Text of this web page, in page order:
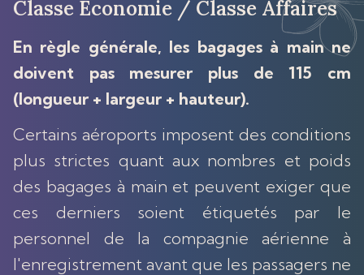
Classe Économie / Classe Affaires
En règle générale, les bagages à main ne
doivent pas mesurer plus de 115 cm
(longueur + largeur + hauteur).
Certains aéroports imposent des conditions
plus strictes quant aux nombres et poids
des bagages à main et peuvent exiger que
ces derniers soient étiquetés par le
personnel de la compagnie aérienne à
l'enregistrement avant que les passagers ne